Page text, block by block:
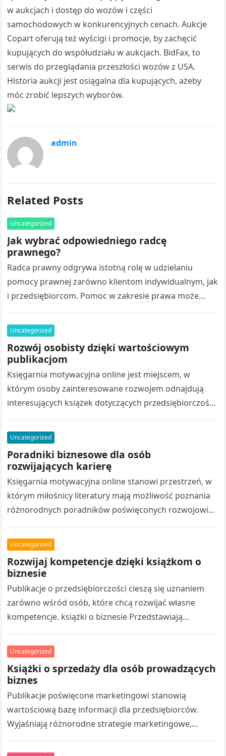
w aukcjach i dostęp do wozów i części
samochodowych w konkurencyjnych cenach. Aukcje
Copart oferują też wyścigi i promocje, by zachęcić
kupujących do współudziału w aukcjach. BidFax, to
serwis do przeglądania przeszłości wozów z USA.
Historia aukcji jest osiągalna dla kupujących, ażeby
móc zrobić lepszych wyborów.
admin
Related Posts
Uncategorized
Jak wybrać odpowiedniego radcę
prawnego?
Radca prawny odgrywa istotną rolę w udzielaniu
pomocy prawnej zarówno klientom indywidualnym, jak
i przedsiębiorcom. Pomoc w zakresie prawa może
przygotowywanie umów…
Uncategorized
Rozwój osobisty dzięki wartościowym
publikacjom
Księgarnia motywacyjna online jest miejscem, w
którym osoby zainteresowane rozwojem odnajdują
interesujących książek dotyczących przedsiębiorczości.
biznesowe, stanowią źródło inspiracji. Wydawnictwo
rozwój osobisty…
Uncategorized
Poradniki biznesowe dla osób
rozwijających karierę
Księgarnia motywacyjna online stanowi przestrzeń, w
którym miłośnicy literatury mają możliwość poznania
różnorodnych poradników poświęconych rozwojowi
motywacyjne, pomagają poznawać nowe zagadnienia.
Nowoczesne…
Uncategorized
Rozwijaj kompetencje dzięki książkom o
biznesie
Publikacje o przedsiębiorczości cieszą się uznaniem
zarówno wśród osób, które chcą rozwijać własne
kompetencje. książki o biznesie Przedstawiają
organizacją pracy oraz osiąganiem…
Uncategorized
Książki o sprzedaży dla osób prowadzących
biznes
Publikacje poświęcone marketingowi stanowią
wartościową bazę informacji dla przedsiębiorców.
Wyjaśniają różnorodne strategie marketingowe,
pozyskiwaniem klientów. Czytanie takich publikacji